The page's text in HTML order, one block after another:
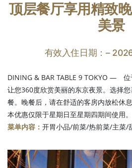
顶层餐厅享用精致
美景
有效入住日期：–
DINING & BAR TABLE 9 TOKYO —
让您360度欣赏美丽的东京夜景。选择
餐。晚餐后，请在舒适的客房内放松休息
本优惠仅限于星期日至星期四期间使用。
菜单内容： 开胃小品/前菜/热前菜/主菜/